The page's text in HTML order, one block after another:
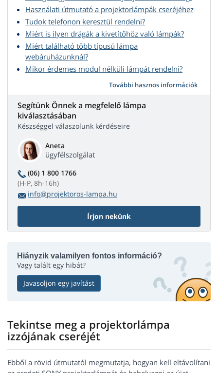
Használati útmutató a projektorlámpák cseréjéhez
Tudok telefonon keresztül rendelni?
Miért is ilyen drágák a kivetítőhöz való lámpák?
Miért található több típusú lámpa
webáruházunknál?
Mikor érdemes modul nélküli lámpát rendelni?
További hasznos információk
Segítünk Önnek a megfelelő lámpa
kiválasztásában
Készséggel válaszolunk kérdéseire
Aneta
ügyfélszolgálat
(06) 1 800 1766
(H-P, 8h-16h)
info@projektoros-lampa.hu
Írjon nekünk
Hiányzik valamilyen fontos információ?
Vagy talált egy hibát?
Javasoljon egy javítást
Tekintse meg a projektorlámpa
izzójának cseréjét
Ebből a rövid útmutatól megmutatja, hogyan kell eltávolítani